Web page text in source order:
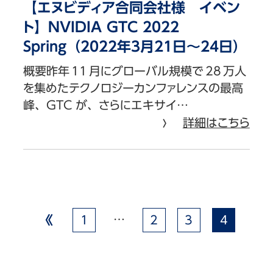
【エヌビディア合同会社様 イベン
ト】NVIDIA GTC 2022
Spring（2022年3月21日～24日）
概要昨年 11 月にグローバル規模で 28 万人
を集めたテクノロジーカンファレンスの最高
峰、GTC が、さらにエキサイ…
詳細はこちら
1 … 2 3 4